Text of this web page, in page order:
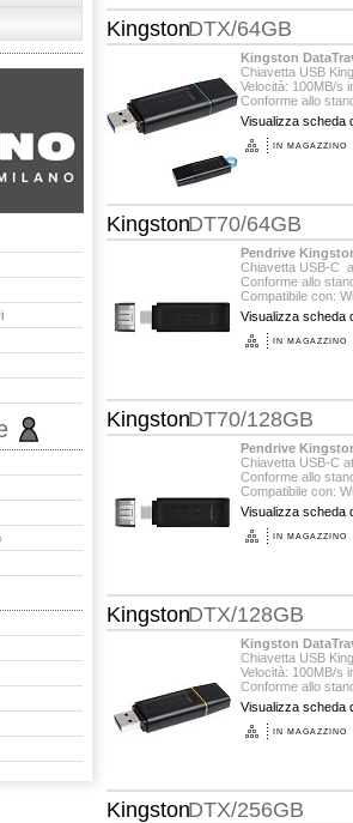
KingstonDTX/64GB
Kingston
Chiavetta USB
Velocità: 100MB/s
Conforme allo
Visualizza scheda
IN MAGAZZINO
KingstonDT70/64GB
Pendrive
Chiavetta USB-C
Conforme allo
Compatibile con:
Visualizza scheda
IN MAGAZZINO
KingstonDT70/128GB
Pendrive
Chiavetta USB-C
Conforme allo
Compatibile con:
Visualizza scheda
IN MAGAZZINO
KingstonDTX/128GB
Kingston
Chiavetta USB
Velocità: 100MB/s
Conforme allo
Visualizza scheda
IN MAGAZZINO
KingstonDTX/256GB